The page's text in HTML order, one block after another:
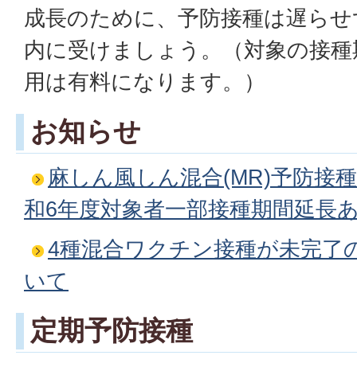
成長のために、予防接種は遅ら
内に受けましょう。（対象の接
用は有料になります。）
お知らせ
麻しん風しん混合(MR)予防接
和6年度対象者一部接種期間延長
4種混合ワクチン接種が未完了
いて
定期予防接種